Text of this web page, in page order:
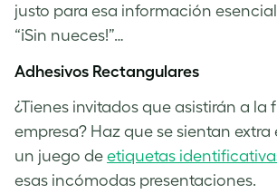
justo para esa información
“¡Sin nueces!”…
Adhesivos Rectangulares
¿Tienes invitados que asistirán a la
empresa? Haz que se sientan
un juego de etiquetas
esas incómodas presentaciones.